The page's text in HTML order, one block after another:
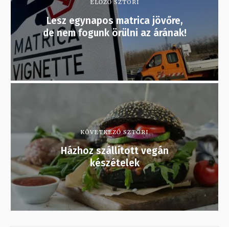
ELŐZŐ SZTORI
Lesz egynapos matrica jövőre,
de nem fogunk örülni az árának!
KÖVETKEZŐ SZTORI
Házhoz szállított vegán
készételek